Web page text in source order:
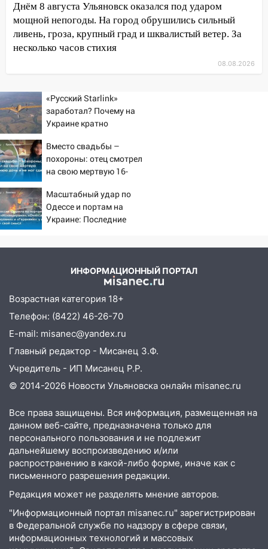
09:28 Дети на дорогах: пострадали
велосипедисты, мотоциклисты и
пешеходы. Обзор крупных аварий в
Ульяновской области
07:50
Какая погоды будет днем 8
августа
06:45
Императорский мост в
Ульяновске останется закрытым до
утра 10 августа
05:18
Судьба готовит сюрприз: гороскоп
на 8 августа — кому повезет с
деньгами, а кого ждет неожиданная
встреча
ракетную опасность: звучат сирены
07.08.2026
20:40 Ульяновские аграрии смогут
купить тракторы с отсрочкой платежа
до декабря
19:34 В следственном управлении
состоялось торжественное
мероприятие, приуроченное к
празднованию Дня сотрудника органов
19:30 Ульяновцев приглашают
поддержать «Симбирскую чебурашку»
на фестивале «ФормАРТ»
18:11 Ульяновская область стала
пилотным регионом проекта
«Культурное долголетие»
17:23 Прогноз погоды в Ульяновской
области на 8 августа
Днём 8 августа Ульяновск оказался под ударом
мощной непогоды. На город обрушились сильный
ливень, гроза, крупный град и шквалистый ветер. За
несколько часов стихия
08.08.2026
«Русский Starlink»
заработал? Почему на
Украине кратно
попаданий по объектам
ВСУ
Вместо свадьбы –
похороны: отец смотрел
на свою мертвую 16-
сдержать слезы
Масштабный удар по
Одессе и портам на
Украине: Последние
ИНФОРМАЦИОННЫЙ ПОРТАЛ
Возрастная категория 18+
Телефон: (8422) 46-26-70
E-mail: misanec@yandex.ru
Главный редактор - Мисанец З.Ф.
Учредитель - ИП Мисанец Р.Р.
© 2014-2026 Новости Ульяновска онлайн misanec.ru
Все права защищены. Вся информация, размещенная на
данном веб-сайте, предназначена только для
персонального пользования и не подлежит
дальнейшему воспроизведению и/или
распространению в какой-либо форме, иначе как с
письменного разрешения редакции.
Редакция может не разделять мнение авторов.
"Информационный портал misanec.ru" зарегистрирован
в Федеральной службе по надзору в сфере связи,
информационных технологий и массовых